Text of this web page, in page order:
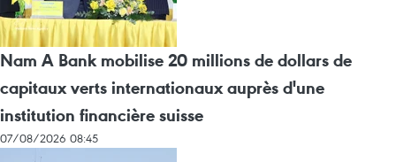
Nam A Bank mobilise 20 millions de dollars de
capitaux verts internationaux auprès d'une
institution financière suisse
07/08/2026 08:45